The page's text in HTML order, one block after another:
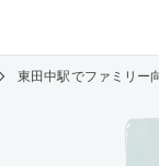
東田中駅でファミリー